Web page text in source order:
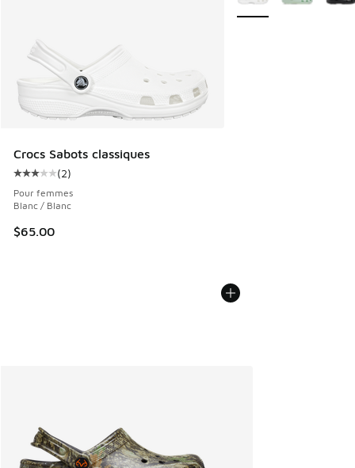
Crocs Sabots classiques
Cote moyenne du client - [3 sur 5 étoiles], 2 commentaires
(2)
Pour femmes
Blanc / Blanc
$65.00